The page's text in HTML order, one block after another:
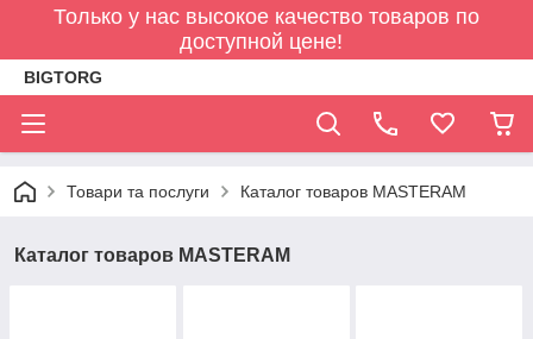
Только у нас высокое качество товаров по
доступной цене!
BIGTORG
Товари та послуги Каталог товаров MASTERAM
Каталог товаров MASTERAM